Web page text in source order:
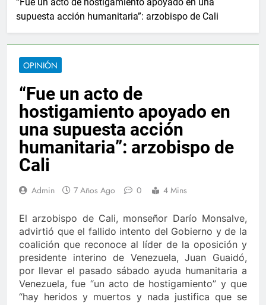
anuncia ampliar beneficios de las becas Fedescesar
para el combate de incendios en Colombia
de Berosca y Jesús Vides
docente que abusó sexualmente de niña de 13 años
democática Ernesto Orozco arregló las
4 Días Ago
por vendaval en Valledupar
10.000 nuevos cupos de crédito
anuncia ampliar beneficios de las becas Fedescesar
para el combate de incendios en Colombia
de Berosca y Jesús Vides Con éxito
3 Años Ago
supuesta acción humanitaria”: arzobispo de Cali
OPINIÓN
“Fue un acto de
hostigamiento apoyado en
una supuesta acción
humanitaria”: arzobispo de
Cali
Admin 7 Años Ago 0 4 Mins
El arzobispo de Cali, monseñor Darío Monsalve,
advirtió que el fallido intento del Gobierno y de la
coalición que reconoce al líder de la oposición y
presidente interino de Venezuela, Juan Guaidó,
por llevar el pasado sábado ayuda humanitaria a
Venezuela, fue “un acto de hostigamiento” y que
“hay heridos y muertos y nada justifica que se